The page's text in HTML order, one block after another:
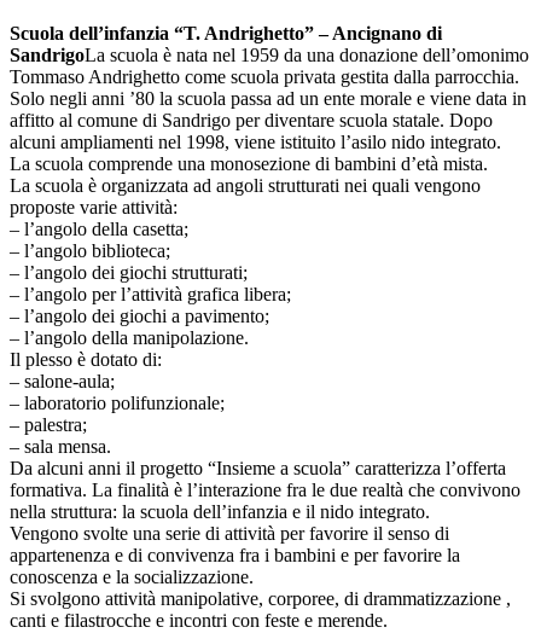
Scuola dell’infanzia “T. Andrighetto” – Ancignano di
SandrigoLa scuola è nata nel 1959 da una donazione dell’omonimo
Tommaso Andrighetto come scuola privata gestita dalla parrocchia.
Solo negli anni ’80 la scuola passa ad un ente morale e viene data in
affitto al comune di Sandrigo per diventare scuola statale. Dopo
alcuni ampliamenti nel 1998, viene istituito l’asilo nido integrato.
La scuola comprende una monosezione di bambini d’età mista.
La scuola è organizzata ad angoli strutturati nei quali vengono
proposte varie attività:
– l’angolo della casetta;
– l’angolo biblioteca;
– l’angolo dei giochi strutturati;
– l’angolo per l’attività grafica libera;
– l’angolo dei giochi a pavimento;
– l’angolo della manipolazione.
Il plesso è dotato di:
– salone-aula;
– laboratorio polifunzionale;
– palestra;
– sala mensa.
Da alcuni anni il progetto “Insieme a scuola” caratterizza l’offerta
formativa. La finalità è l’interazione fra le due realtà che convivono
nella struttura: la scuola dell’infanzia e il nido integrato.
Vengono svolte una serie di attività per favorire il senso di
appartenenza e di convivenza fra i bambini e per favorire la
conoscenza e la socializzazione.
Si svolgono attività manipolative, corporee, di drammatizzazione ,
canti e filastrocche e incontri con feste e merende.